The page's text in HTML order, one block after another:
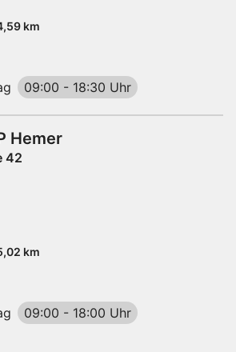
km
09:00 - 18:30 Uhr
Hemer
42
km
09:00 - 18:00 Uhr